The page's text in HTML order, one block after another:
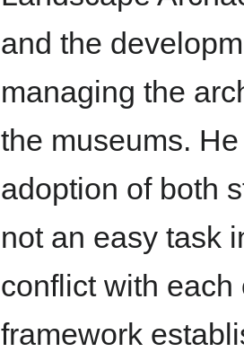
and the
managing the
the museums.
adoption of both
not an easy task
conflict with
framework